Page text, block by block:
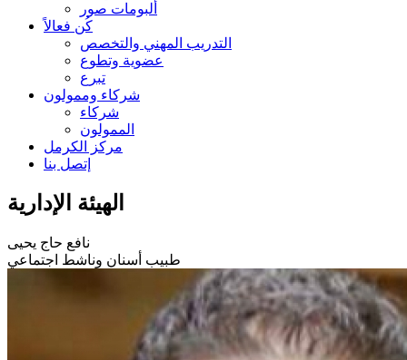
ألبومات صور
كُن فعالاً
التدريب المهني والتخصص
عضوية وتطوع
تبرع
شركاء وممولون
شركاء
الممولون
مركز الكرمل
إتصل بنا
الهيئة الإدارية
نافع حاج يحيى
طبيب أسنان وناشط اجتماعي